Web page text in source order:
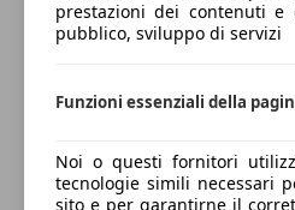
prestazioni dei contenuti
pubblico, sviluppo di servizi
Funzioni essenziali della
Noi o questi fornitori
tecnologie simili necessari
sito e per garantirne il